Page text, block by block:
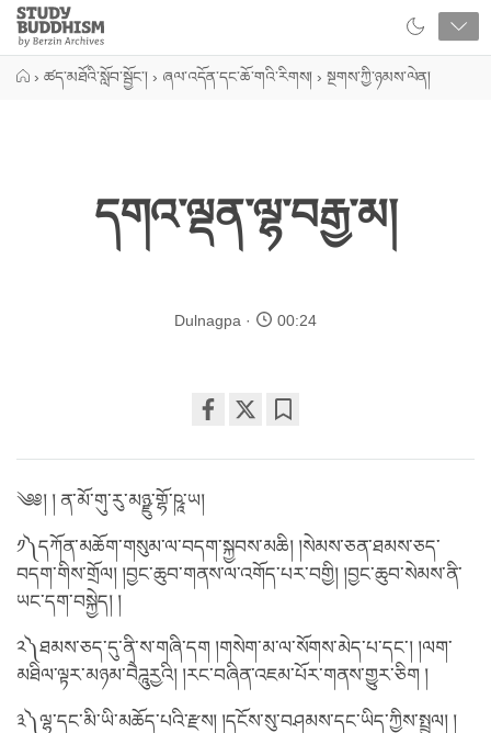
Close
Study
Buddhism
› ཚད་མཐོའི་སློབ་སྦྱོང་། › ཞལ་འདོན་དང་ཆོ་གའི་རིགས། › སྔགས་ཀྱི་ཉམས་ལེན།
དགའ་ལྡན་ལྷ་བརྒྱ་མ།
Dulnagpa 00:24
on
facebook
༄༅། ། ན་མོ་གུ་རུ་མཉྫུ་གྷོ་ཥཱ་ཡ།
༡༽དཀོན་མཆོག་གསུམ་ལ་བདག་སྐྱབས་མཆི། །སེམས་ཅན་ཐམས་ཅད་
བདག་གིས་གྲོལ། །བྱང་ཆུབ་གནས་ལ་འགོད་པར་བགྱི། །བྱང་ཆུབ་སེམས་ནི་
ཡང་དག་བསྐྱེད། །
༢༽ཐམས་ཅད་དུ་ནི་ས་གཞི་དག །གསེག་མ་ལ་སོགས་མེད་པ་དང༌། །ལག་
མཐིལ་ལྟར་མཉམ་བཻཌཱུརྱའི། །རང་བཞིན་འཇམ་པོར་གནས་གྱུར་ཅིག །
༣༽ལྷ་དང་མི་ཡི་མཆོད་པའི་རྫས། །དངོས་སུ་བཤམས་དང་ཡིད་ཀྱིས་སྤྲུལ། །